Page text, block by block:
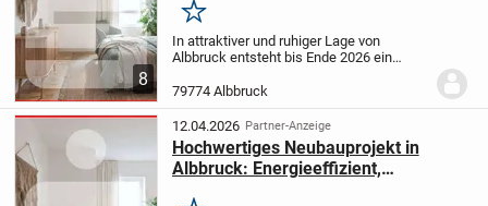
8
familienfreundlich
Merken
In attraktiver und ruhiger Lage von
Albbruck entsteht bis Ende 2026 ein
Hauensteiner Straße 52. Dieses moderne
Mehrfamilienhaus bietet insgesamt neun
hochwertig...
79774 Albbruck
12.04.2026 Partner-Anzeige
Hochwertiges Neubauprojekt in
Albbruck: Energieeffizient,